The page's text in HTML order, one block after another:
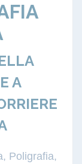
A
Poligrafia,